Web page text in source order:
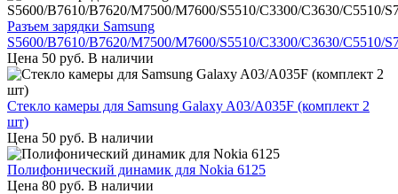
Разъем зарядки Samsung
S5600/B7610/B7620/M7500/M7600/S5510/C3300/C3630/C5510/
Цена 50 руб. В наличии
Стекло камеры для Samsung Galaxy A03/A035F (комплект 2
шт)
Цена 50 руб. В наличии
Полифонический динамик для Nokia 6125
Цена 80 руб. В наличии